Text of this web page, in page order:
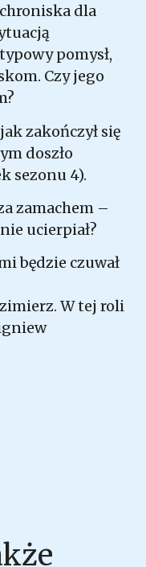
dla
pomysł,
Czy jego
zakończył się
doszło
sezonu 4).
zamachem –
ucierpiał?
będzie czuwał
W tej roli